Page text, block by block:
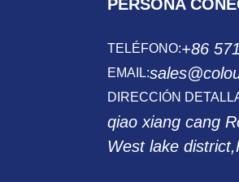
PERSONA
TELÉFONO:+86
EMAIL:
DIRECCIÓN
qiao xiang cang
West lake